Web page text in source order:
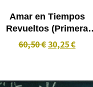
Amar en Tiempos
Revueltos (Primera
Temporada) 12 dvd
60,50 €30,25 €